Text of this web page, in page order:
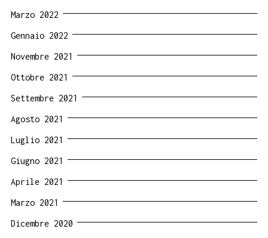
Marzo 2022
Gennaio 2022
Novembre 2021
Ottobre 2021
Settembre 2021
Agosto 2021
Luglio 2021
Giugno 2021
Aprile 2021
Marzo 2021
Dicembre 2020